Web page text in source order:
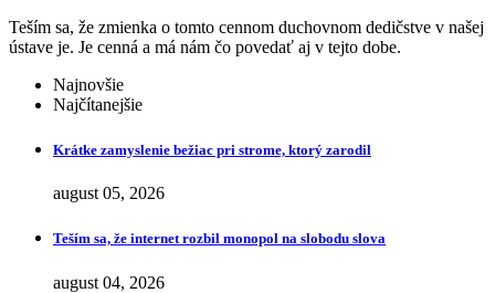
Teším sa, že zmienka o tomto cennom duchovnom dedičstve v našej
ústave je. Je cenná a má nám čo povedať aj v tejto dobe.
Najnovšie
Najčítanejšie
Krátke zamyslenie bežiac pri strome, ktorý zarodil
august 05, 2026
Teším sa, že internet rozbil monopol na slobodu slova
august 04, 2026